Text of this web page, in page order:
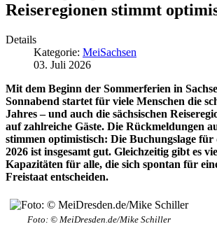
Reiseregionen stimmt
Details
Kategorie: MeiSachsen
03. Juli 2026
Mit dem Beginn der Sommerferien in
Sonnabend startet für viele Menschen die
Jahres – und auch die sächsischen
auf zahlreiche Gäste. Die Rückmeldungen
stimmen optimistisch: Die Buchungslage für
2026 ist insgesamt gut. Gleichzeitig gibt es
Kapazitäten für alle, die sich spontan für
Freistaat entscheiden.
Foto: © MeiDresden.de/Mike Schiller